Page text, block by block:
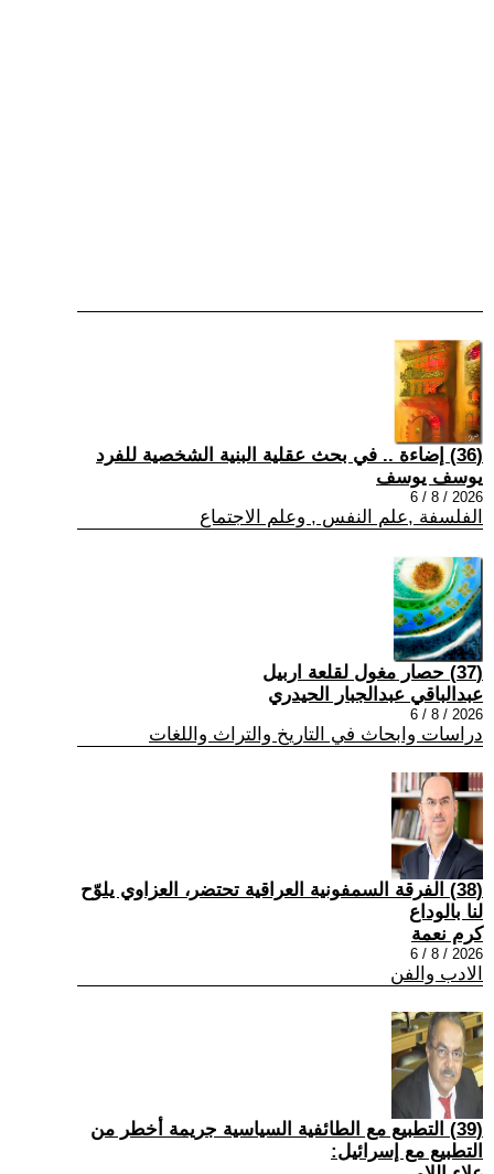
(36) إضاءة .. في بحث عقلية البنية الشخصية للفرد
يوسف يوسف
2026 / 8 / 6
الفلسفة ,علم النفس , وعلم الاجتماع
(37) حصار مغول لقلعة اربيل
عبدالباقي عبدالجبار الحيدري
2026 / 8 / 6
دراسات وابحاث في التاريخ والتراث واللغات
(38) الفرقة السمفونية العراقية تحتضر، العزاوي يلوّح
لنا بالوداع
كرم نعمة
2026 / 8 / 6
الادب والفن
(39) التطبيع مع الطائفية السياسية جريمة أخطر من
التطبيع مع إسرائيل: